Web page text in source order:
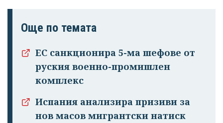
Още по темата
ЕС санкционира 5-ма шефове от
руския военно-промишлен
комплекс
Испания анализира призиви за
нов масов мигрантски натиск